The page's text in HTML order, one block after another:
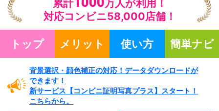
累計
万人が利用！
対応コンビニ58,000店舗！
トップ メリット 使い方 簡単ナビ
背景選択・ 顔色補正の対応！ データダウンロードが
できます！
新サービス 【コンビニ証明写真プラス】 スタート！
こちらから。